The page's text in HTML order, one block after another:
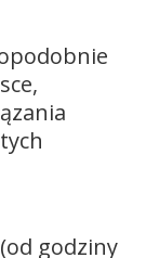
godziny